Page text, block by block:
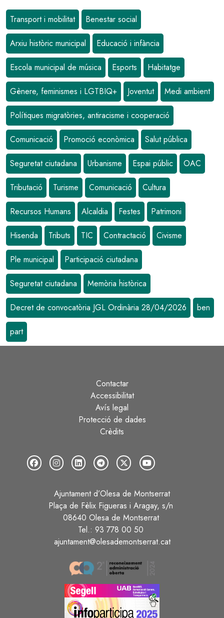
Transport i mobilitat Benestar social
Arxiu històric municipal Educació i infància
Escola municipal de música Esports Habitatge
Gènere, feminismes i LGTBIQ+ Joventut Medi ambient
Polítiques migratòries, antiracisme i cooperació
Comunicació Promoció econòmica Salut pública
Seguretat ciutadana Urbanisme Espai públic OAC
Tributació Turisme Comunicació Cultura
Recursos Humans Alcaldia Festes Patrimoni
Hisenda Tributs TIC Contractació Civisme
Ple municipal Participació ciutadana
Seguretat ciutadana Memòria històrica
Decret de convocatòria JGL Ordinària 28/04/2026 ben
part
Contactar
Accessibilitat
Avís legal
Protecció de dades
Crèdits
Ajuntament d’Olesa de Montserrat
Plaça de Fèlix Figueras i Aragay, s/n
08640 Olesa de Montserrat
Tel.: 93 778 00 50
ajuntament@olesademontserrat.cat
Image
Image